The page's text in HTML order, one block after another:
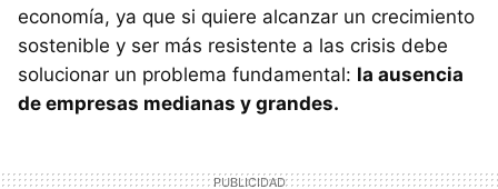
economía, ya que si quiere alcanzar un crecimiento
sostenible y ser más resistente a las crisis debe
solucionar un problema fundamental: la ausencia
de empresas medianas y grandes.